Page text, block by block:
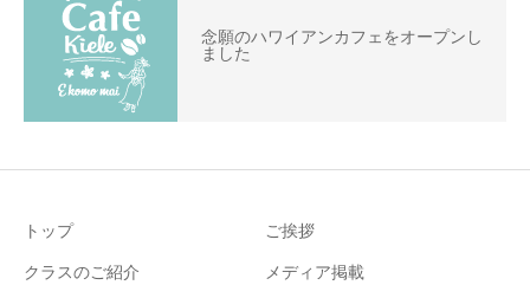
念願のハワイアンカフェをオープンし
ました
トップ ご挨拶
クラスのご紹介 メディア掲載